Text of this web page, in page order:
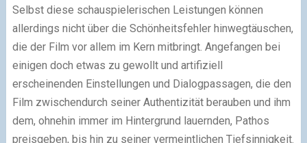
Selbst diese schauspielerischen Leistungen können
allerdings nicht über die Schönheitsfehler hinwegtäuschen,
die der Film vor allem im Kern mitbringt. Angefangen bei
einigen doch etwas zu gewollt und artifiziell
erscheinenden Einstellungen und Dialogpassagen, die den
Film zwischendurch seiner Authentizität berauben und ihm
dem, ohnehin immer im Hintergrund lauernden, Pathos
preisgeben, bis hin zu seiner vermeintlichen Tiefsinnigkeit.